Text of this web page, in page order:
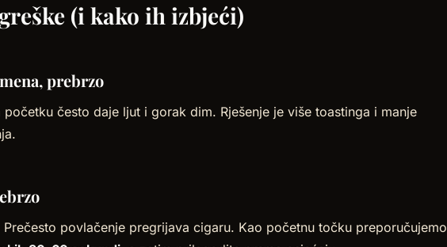
(i kako ih izbjeći)
prebrzo
početku često daje ljut i gorak dim. Rješenje je više toastinga i manje
Prečesto povlačenje pregrijava cigaru. Kao početnu točku preporučujemo